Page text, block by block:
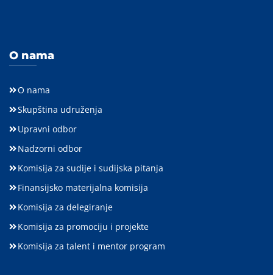
O nama
O nama
Skupština udruženja
Upravni odbor
Nadzorni odbor
Komisija za sudije i sudijska pitanja
Finansijsko materijalna komisija
Komisija za delegiranje
Komisija za promociju i projekte
Komisija za talent i mentor program